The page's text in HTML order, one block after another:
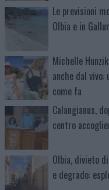
Le previsioni
Olbia e in
Michelle
anche dal vivo:
come fa
Calangianus,
centro
Olbia, divieto
e degrado: